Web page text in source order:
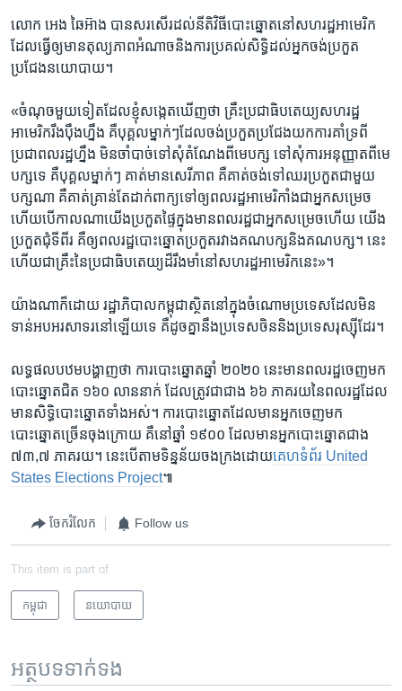
លោក អេង ឆៃអ៊ាង ​បាន​សរសើរ​ដល់​នីតិវិធី​បោះឆ្នោត​នៅ​សហរដ្ឋ​អាមេរិក ​
ដែល​ធ្វើ​ឲ្យ​មាន​តុល្យភាព​អំណាច​និង​ការប្រគល់​សិទ្ធិ​ដល់​អ្នកចង់​ប្រកួត​
ប្រជែង​នយោបាយ។
​«ចំណុច​មួយទៀត​ដែល​ខ្ញុំសង្កេត​ឃើញ​ថា ​គ្រឹះ​ប្រជាធិបតេយ្យ​សហរដ្ឋ​
អាមេរិក​រឹងប៉ឹង​ហ្នឹង​ គឺ​បុគ្គល​ម្នាក់ៗ​ដែល​ចង់​ប្រកួតប្រជែង​យក​ការគាំទ្រ​ពី​
ប្រជា​ពលរដ្ឋ​ហ្នឹង​ មិនចាំបាច់​ទៅសុំតំណែង​ពីមេបក្ស​ ទៅ​សុំ​ការអនុញ្ញាត​ពី​មេ
បក្ស​ទេ ​គឺ​បុគ្គល​ម្នាក់ៗ ​គាត់​មាន​សេរីភាព ​គឺ​គាត់​ចង់​ទៅ​ឈរ​ប្រកួតជាមួយ​
បក្ស​ណា ​គឺគាត់​គ្រាន់តែដាក់ពាក្យទៅ​ឲ្យ​ពលរដ្ឋ​អាមេរិកាំង​ជាអ្នកសម្រេច​
ហើយបើកាលណាយើង​ប្រកួត​ផ្ទៃក្នុង​មាន​ពលរដ្ឋ​ជាអ្នកសម្រេច​ហើយ​ យើង​
ប្រកួតជុំទីពីរ ​គឺ​ឲ្យ​ពលរដ្ឋ​បោះឆ្នោត​ប្រកួត​រវាង​គណបក្ស​និង​គណបក្ស​។ នេះ​
ហើយ​ជាគ្រឹះ​នៃ​ប្រជាធិបតេយ្យ​ដ៏រឹងមាំ​នៅ​សហរដ្ឋ​អាមេរិក​នេះ»។
យ៉ាងណាក៏ដោយ ​រដ្ឋាភិបាល​កម្ពុជា​ស្ថិតនៅ​ក្នុង​ចំណោម​ប្រទេស​ដែល​មិន
ទាន់​អបអរសាទរ​នៅឡើយ​ទេ​ គឺ​ដូច​គ្នា​នឹង​ប្រទេស​ចិន​និង​ប្រទេស​រុស្ស៊ីដែរ។
លទ្ធផល​បឋម​បង្ហាញ​ថា ​ការបោះឆ្នោត​ឆ្នាំ​ ២០២០​ នេះ​មាន​ពលរដ្ឋ​ចេញមក
បោះឆ្នោត​ជិត​ ១៦០​ លាន​នាក់​ ដែល​ត្រូវជា​ជាង​ ៦៦ ភាគរយ​នៃ​ពលរដ្ឋ​ដែល​
មាន​សិទ្ធិ​បោះឆ្នោត​ទាំងអស់។ ការបោះឆ្នោត​ដែល​មាន​អ្នកចេញ​មក​
បោះឆ្នោត​ច្រើន​ចុងក្រោយ​ គឺ​នៅឆ្នាំ​ ១៩០០ ​ដែលមានអ្នកបោះឆ្នោត​ជាង​
៧៣,៧​ ភាគរយ។ នេះ​បើ​តាមទិន្នន័យ​ចងក្រង​ដោយ​គេហទំព័រ​ United
States Elections Project៕
ចែករំលែក Follow us
This item is part of
កម្ពុជា នយោបាយ
អត្ថបទ​ទាក់ទង